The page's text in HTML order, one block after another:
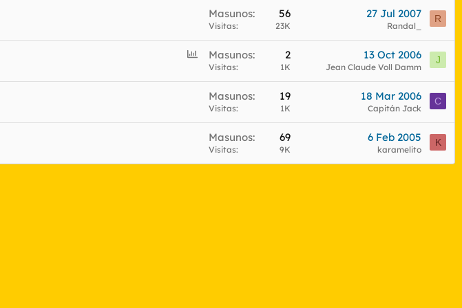
Masunos 56
Visitas 23K
27 Jul 2007
Randal_
R
E
c
s
Masunos 2
Visitas 1K
13 Oct 2006
Jean Claude Voll Damm
J
Masunos 19
Visitas 1K
18 Mar 2006
Capitán Jack
C
Masunos 69
Visitas 9K
6 Feb 2005
karamelito
K